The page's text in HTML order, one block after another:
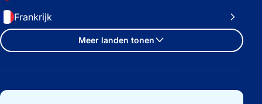
Frankrijk
Meer landen tonen
Belangrijke links